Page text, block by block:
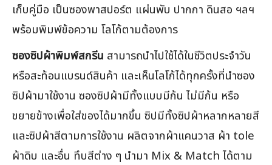
เก็บคู่มือ เป็นซองพาสปอร์ต แผ่นพับ ปากกา ดินสอ ฯลฯ
พร้อมพิมพ์ข้อความ โลโก้ตามต้องการ
ซองซิปผ้าพิมพ์สกรีน สามารถนำไปใช้ได้ในชีวิตประจำวัน
หรือสะท้อนแบรนด์สินค้า และเห็นโลโก้ได้ทุกครั้งที่นำซอง
ซิปผ้ามาใช้งาน ซองซิปผ้ามีทั้งแบบมีก้น ไม่มีก้น หรือ
ขยายข้างเพื่อใส่ของได้มากขึ้น ซิปมีทั้งซิปผ้าหลากหลายสี
และซิปผ้าสีตามการใช้งาน ผลิตจากผ้าแคนวาส ผ้า tole
ผ้าดิบ และอื่น ทึบสีต่าง ๆ นำมา Mix & Match ได้ตาม